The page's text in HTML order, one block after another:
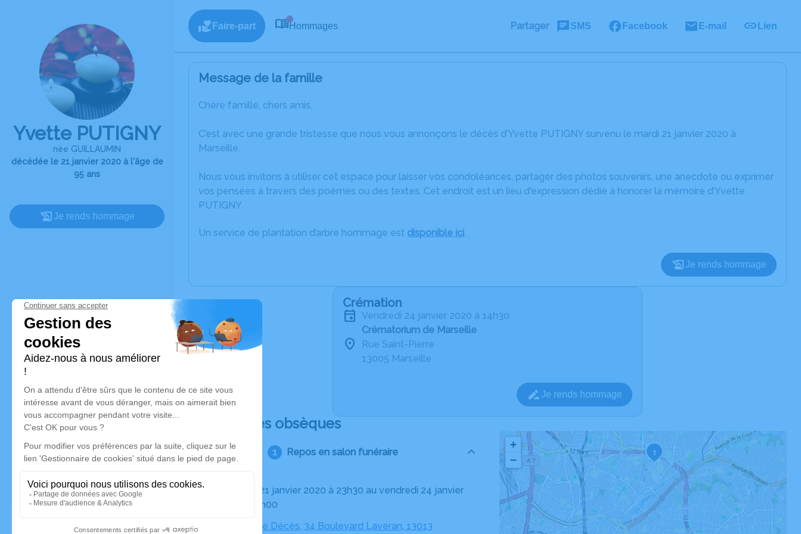
Yvette PUTIGNY
née GUILLAUMIN
décédée le 21 janvier 2020 à l'âge de
95 ans
Je rends hommage
Faire-part Hommages Partager SMS Facebook E-mail Lien
Message de la famille
Chère famille, chers amis,
C’est avec une grande tristesse que nous vous annonçons le décès d’Yvette PUTIGNY survenu le mardi 21 janvier 2020 à
Marseille.
Nous vous invitons à utiliser cet espace pour laisser vos condoléances, partager des photos souvenirs, une anecdote ou exprimer
vos pensées à travers des poèmes ou des textes. Cet endroit est un lieu d'expression dédié à honorer la mémoire d’Yvette
PUTIGNY.
Un service de plantation d’arbre hommage est disponible ici.
Je rends hommage
Crémation
vendredi 24 janvier 2020 à 14h30
Crématorium de Marseille
Rue Saint-Pierre
13005 Marseille
Je rends hommage
Déroulé des obsèques
Repos en salon funéraire
2020 à 14h00
Adresse de Décès, 34 Boulevard Laveran, 13013
1
+
−